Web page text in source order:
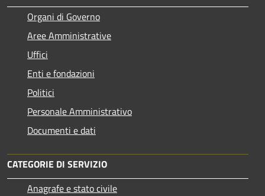
Organi di Governo
Aree Amministrative
Uffici
Enti e fondazioni
Politici
Personale Amministrativo
Documenti e dati
CATEGORIE DI SERVIZIO
Anagrafe e stato civile